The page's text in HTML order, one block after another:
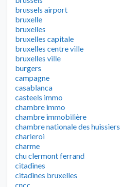
brussels airport
bruxelle
bruxelles
bruxelles capitale
bruxelles centre ville
bruxelles ville
burgers
campagne
casablanca
casteels immo
chambre immo
chambre immobilière
chambre nationale des huissiers
charleroi
charme
chu clermont ferrand
citadines
citadines bruxelles
cncc